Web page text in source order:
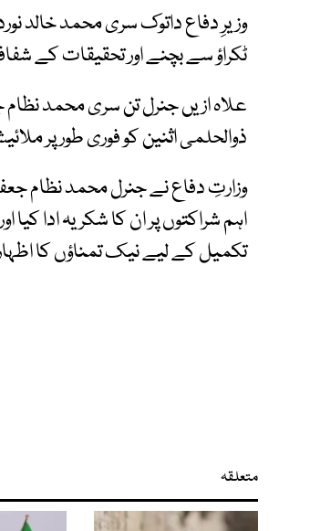
وزیرِ دفاع داتوک سری محمد خالد
ٹکراؤ سے بچنے اور تحقیقات کے
علاہ ازیں جنرل تن سری محمد نظام
ذوالحلمی اثنین کو فوری طور پر
وزارتِ دفاع نے جنرل محمد نظام
اہم شراکتوں پر ان کا شکریہ ادا
تکمیل کے لیے نیک تمناؤں کا
متعلقہ